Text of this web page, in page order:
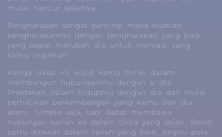
mulai hancur seketika.
Pengharapan sangat penting, maka buatlah
pengharapanmu dengan pengharapan yang baik
yang dapat merubah dia untuk menjadi yang
kamu inginkan.
Ketiga sikap ini wajib kamu miliki dalam
membangun hubunganmu dengan si dia.
Praktekan dalam hidupmu dengan dia dan mulai
perhatikan perkembangan yang kamu dan dia
alami. Simple saja, tapi dapat membawa
hubungan kalian ke dalam cinta yang sejati. Benih
perlu dirawat dalam tanah yang baik, begitu pula